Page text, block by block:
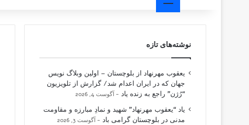
نوشته‌های تازه
یعقوب مهرنهاد از بلوچستان – اولین وبلاگ نویس
جهان که در ایران اعدام شد/ گزارش از تلویزیون
“رُژن” راجع به زنده یاد
آگوست 4, 2026
یاد “یعقوب مهرنهاد” شهید و نمادِ مبارزه و مقاومت
مدنی در بلوچستان گرامی باد
آگوست 3, 2026